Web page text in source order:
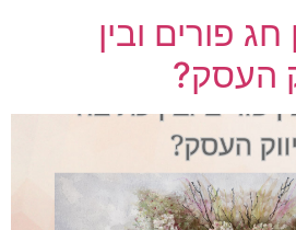
פורים ובין
העסק?